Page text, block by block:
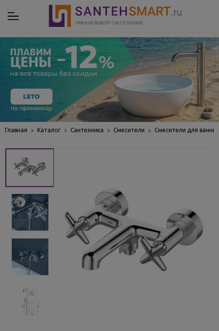
Главная Каталог Сантехника Смесители Смесители для ванны